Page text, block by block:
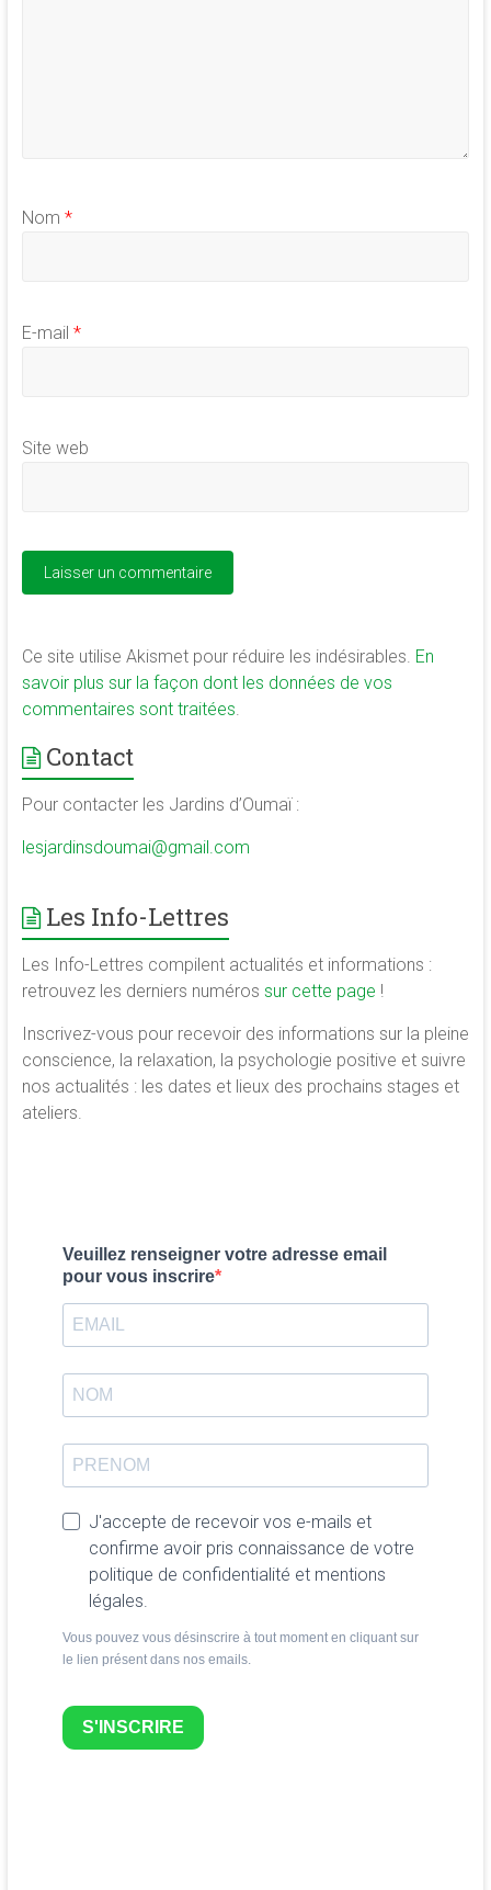
Nom *
E-mail *
Site web
Ce site utilise Akismet pour réduire les indésirables. En
savoir plus sur la façon dont les données de vos
commentaires sont traitées
Contact
Pour contacter les Jardins d’Oumaï :
lesjardinsdoumai@gmail.com
Les Info-Lettres
Les Info-Lettres compilent actualités et informations :
retrouvez les derniers numéros sur cette page !
Inscrivez-vous pour recevoir des informations sur la pleine
conscience, la relaxation, la psychologie positive et suivre
nos actualités : les dates et lieux des prochains stages et
ateliers.
Veuillez renseigner votre adresse email
pour vous inscrire
J'accepte de recevoir vos e-mails et
confirme avoir pris connaissance de votre
politique de confidentialité et mentions
légales.
Vous pouvez vous désinscrire à tout moment en cliquant sur
le lien présent dans nos emails.
S'INSCRIRE